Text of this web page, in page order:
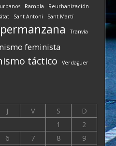
Rambla
Reurbanización
Sant Antoni Sant Martí
Tranvía
feminista
táctico
Verdaguer
J V S
D
1
2
6 7 8
9